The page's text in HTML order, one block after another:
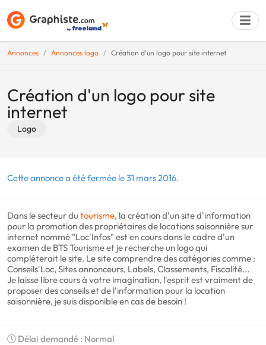
Annonces Annonces logo Création d'un logo pour site internet
Création d'un logo pour site
internet
Logo
Cette annonce a été fermée le 31 mars 2016.
Dans le secteur du tourisme, la création d'un site d'information
pour la promotion des propriétaires de locations saisonnière sur
internet nommé "Loc'Infos" est en cours dans le cadre d'un
examen de BTS Tourisme et je recherche un logo qui
compléterait le site. Le site comprendre des catégories comme :
Conseils'Loc, Sites annonceurs, Labels, Classements, Fiscalité...
Je laisse libre cours à votre imagination, l'esprit est vraiment de
proposer des conseils et de l'information pour la location
saisonnière, je suis disponible en cas de besoin !
Délai demandé : Normal